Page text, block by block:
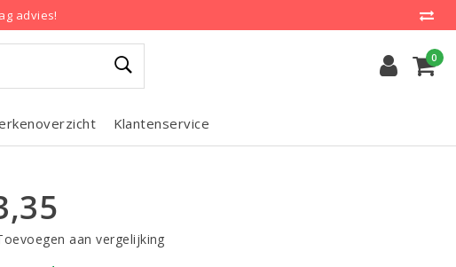
advies!
0
Klantenservice
aan vergelijking